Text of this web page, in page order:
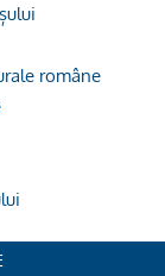
române